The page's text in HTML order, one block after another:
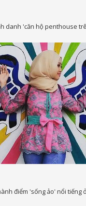
danh 'căn hộ penthouse
điểm 'sống ảo' nổi tiếng